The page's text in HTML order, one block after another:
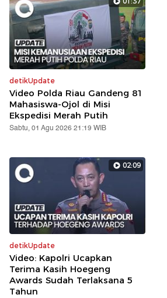
detikUpdate
Video Polda Riau Gandeng 81
Mahasiswa-Ojol di Misi
Ekspedisi Merah Putih
Sabtu, 01 Agu 2026 21:19 WIB
02:09
detikUpdate
Video: Kapolri Ucapkan
Terima Kasih Hoegeng
Awards Sudah Terlaksana 5
Tahun